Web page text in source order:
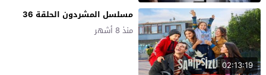
02:13:19
مسلسل المشردون الحلقة 36
منذ 8 أشهر